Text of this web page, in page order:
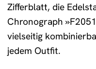
Zifferblatt, die
Chronograph
vielseitig
jedem Outfit.